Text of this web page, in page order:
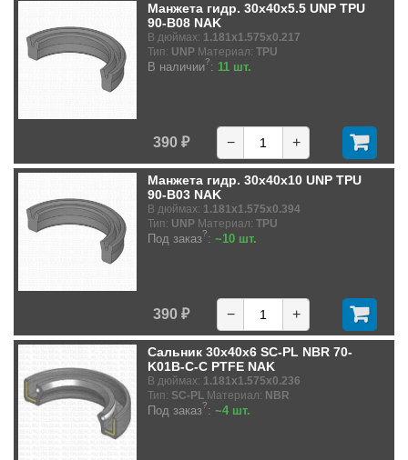
Манжета гидр. 30x40x5.5 UNP TPU
90-B08 NAK
В дюймах: 1.181x1.575x0.217
Тип: UNP Материал: TPU
В наличии?: 11 шт.
390 ₽ − +
Манжета гидр. 30x40x10 UNP TPU
90-B03 NAK
В дюймах: 1.181x1.575x0.394
Тип: UNP Материал: TPU
Под заказ?: ~10 шт.
390 ₽ − +
Сальник 30x40x6 SC-PL NBR 70-
K01B-C-C PTFE NAK
В дюймах: 1.181x1.575x0.236
Тип: SC-PL Материал: NBR
Под заказ?: ~4 шт.